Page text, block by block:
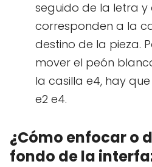
seguido de la letra y
corresponden a la
destino de la pieza.
mover el peón
la casilla e4, hay
e2 e4.
¿Cómo enfocar o
fondo de la